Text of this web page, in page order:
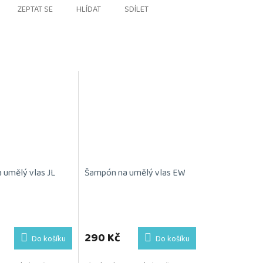
ZEPTAT SE HLÍDAT SDÍLET
umělý vlas JL
Do košíku
Šampón na umělý vlas EW
290 Kč Do košíku